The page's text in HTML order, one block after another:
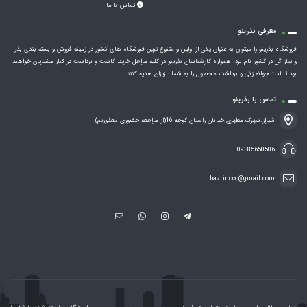
تماس با ما
معرفی بذرینو
فروشگاه بذرینو را میتوان به عنوان یکی از اولین و متنوع ترین فروشگاه های کشور در زمینه فروش و بسته بندی بذر
و پیاز گل در کشور نام برد. همواره کارشناسان بذرینو در کلیه مراحل خرید، کاشت و برداشت در کنار مشتریان خواهند
بود تا لذت جوانه زنی و برداشت محصول را به شما عزیزان هدیه کنند.
تماس با بذرینو
شیراز.شهرک مطهری.خیابان راستان.کوچه 16(از مراجعه حضوری معذوریم)
09385650506
bazrinoco@gmail.com